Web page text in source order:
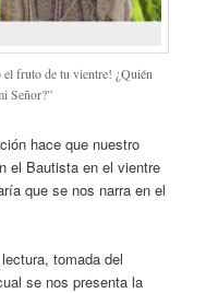
el fruto de tu vientre! ¿Quién
Señor?”
hace que nuestro
el Bautista en el vientre
que se nos narra en el
tomada del
se nos presenta la